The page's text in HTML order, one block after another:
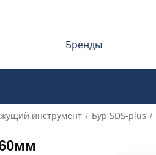
Бренды
инструмент / Бур SDS-plus /